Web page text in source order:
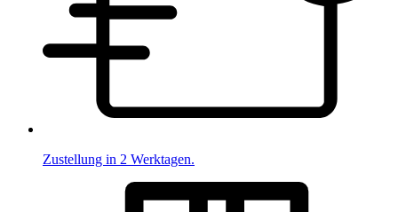
Zustellung in 2 Werktagen.